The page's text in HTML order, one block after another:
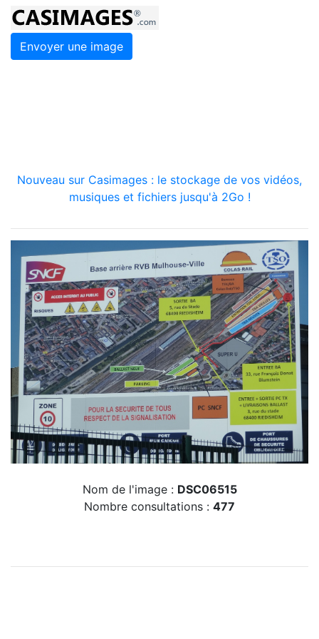
Envoyer une image
Nouveau sur Casimages : le stockage de vos vidéos,
musiques et fichiers jusqu'à 2Go !
Nom de l'image : DSC06515
Nombre consultations : 477